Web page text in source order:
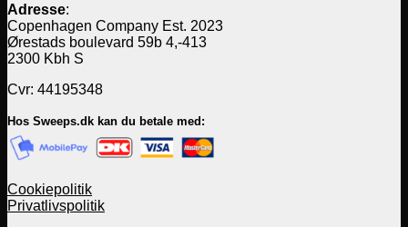
Adresse:
Copenhagen Company Est. 2023
Ørestads boulevard 59b 4,-413
2300 Kbh S
Cvr: 44195348
Hos Sweeps.dk kan du betale med:
Cookiepolitik
Privatlivspolitik